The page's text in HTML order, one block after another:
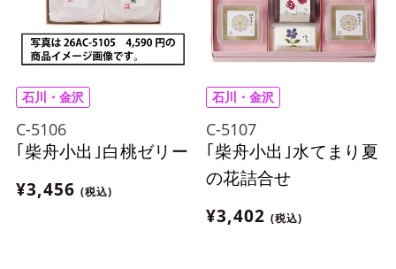
石川・金沢
C-5106
｢柴舟小出｣白桃ゼリー
¥3,456 (税込)
石川・金沢
C-5107
｢柴舟小出｣水てまり夏
の花詰合せ
¥3,402 (税込)